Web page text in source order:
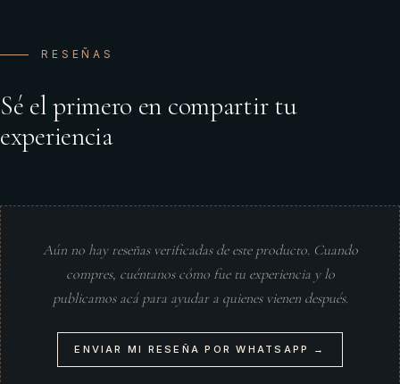
RESEÑAS
Sé el primero en compartir tu
experiencia
Aún no hay reseñas verificadas de este producto. Cuando
compres, cuéntanos cómo fue tu experiencia y lo
publicamos acá para ayudar a quienes vienen después.
ENVIAR MI RESEÑA POR WHATSAPP →